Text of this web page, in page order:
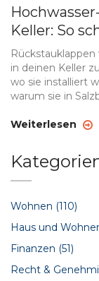
Keller: So
Ihren Keller
Rückstauklappen
in deinen Keller
wo sie installiert
warum sie in
Weiterlesen
Wohnen (110)
Haus und
Finanzen (51)
Recht &